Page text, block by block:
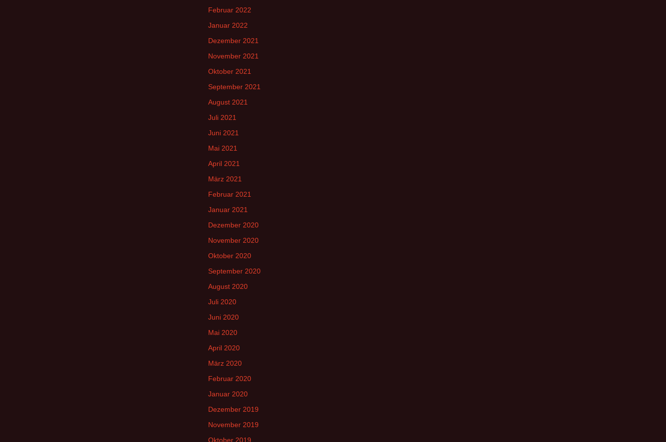
Februar 2022
Januar 2022
Dezember 2021
November 2021
Oktober 2021
September 2021
August 2021
Juli 2021
Juni 2021
Mai 2021
April 2021
März 2021
Februar 2021
Januar 2021
Dezember 2020
November 2020
Oktober 2020
September 2020
August 2020
Juli 2020
Juni 2020
Mai 2020
April 2020
März 2020
Februar 2020
Januar 2020
Dezember 2019
November 2019
Oktober 2019